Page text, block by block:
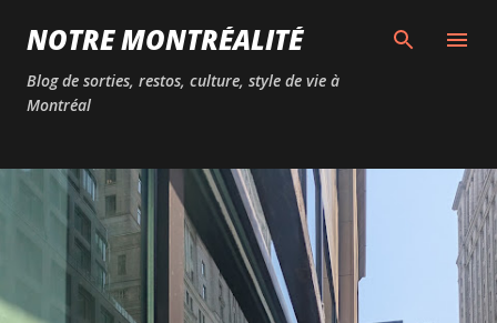
Passer au contenu principal
NOTRE MONTRÉALITÉ
Blog de sorties, restos, culture, style de vie à
Montréal